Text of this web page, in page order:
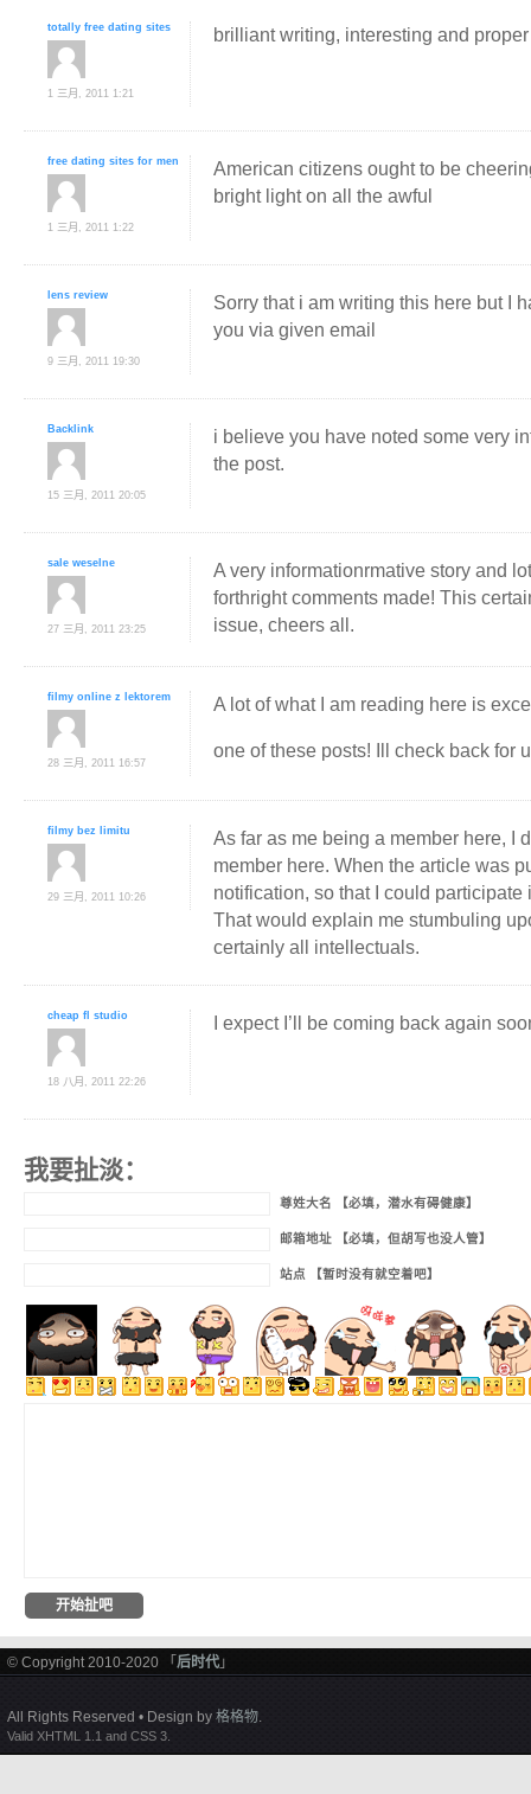
totally free dating sites
1 三月, 2011 1:21
brilliant writing, interesting and
free dating sites for men
1 三月, 2011 1:22
American citizens ought to be
bright light on all the awful
lens review
9 三月, 2011 19:30
Sorry that i am writing this here but I
you via given email
Backlink
15 三月, 2011 20:05
i believe you have noted some very
the post.
sale weselne
27 三月, 2011 23:25
A very informationrmative story and
forthright comments made! This
issue, cheers all.
filmy online z lektorem
28 三月, 2011 16:57
A lot of what I am reading here is
one of these posts! Ill check back for
filmy bez limitu
29 三月, 2011 10:26
As far as me being a member here, I
member here. When the article was
notification, so that I could
That would explain me stumbuling
certainly all intellectuals.
cheap fl studio
18 八月, 2011 22:26
I expect I’ll be coming back again
我要扯淡：
尊姓大名 【必填，潜水有碍健康】
邮箱地址 【必填，但胡写也没人管】
站点 【暂时没有就空着吧】
© Copyright 2010-2020 「 后时代 」
All Rights Reserved • Design by 格格物.
Valid XHTML 1.1 and CSS 3.